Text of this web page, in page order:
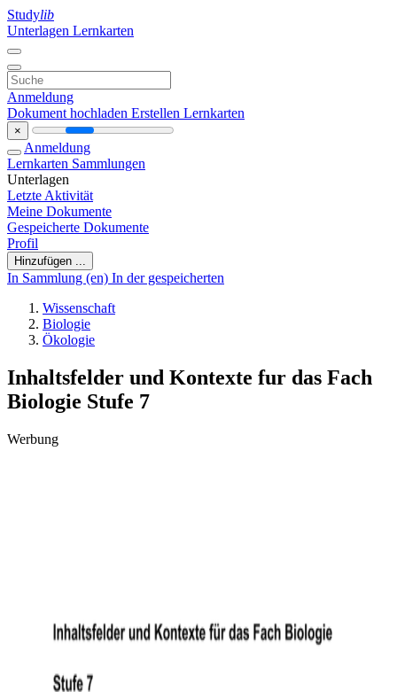
Studylib
Unterlagen Lernkarten
Anmeldung
Dokument hochladen Erstellen Lernkarten
×
Anmeldung
Lernkarten Sammlungen
Unterlagen
Letzte Aktivität
Meine Dokumente
Gespeicherte Dokumente
Profil
Hinzufügen ...
In Sammlung (en) In der gespeicherten
Wissenschaft
Biologie
Ökologie
Inhaltsfelder und Kontexte fur das Fach
Biologie Stufe 7
Werbung